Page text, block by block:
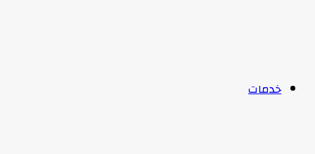
خدمات